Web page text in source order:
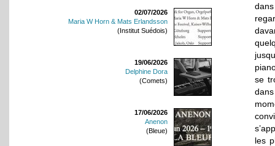
02/07/2026
Maria W Horn & Mats Erlandsson
(Institut Suédois)
19/06/2026
Delphine Dora
(Comets)
17/06/2026
Anenon
(Bleue)
se
les